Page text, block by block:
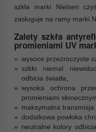
szkła marki Nielsen
zasługuje na ramy marki
Zalety szkła
promieniami UV
wysoce przezroczyste
szkło niemal
odbicia światła,
wysoka ochrona
promieniami
maksymalna transmisja
dodatkowa powłoka
neutralne kolory